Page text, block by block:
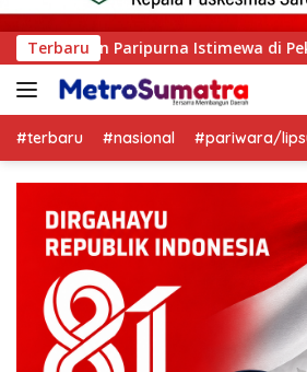
Terbaru Wawako Padang
#terbaru #nasional #pariwara/